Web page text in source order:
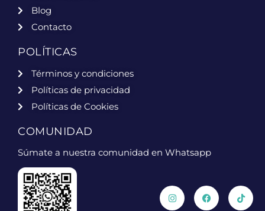
Blog
Contacto
POLÍTICAS
Términos y condiciones
Políticas de privacidad
Políticas de Cookies
COMUNIDAD
Súmate a nuestra comunidad en Whatsapp